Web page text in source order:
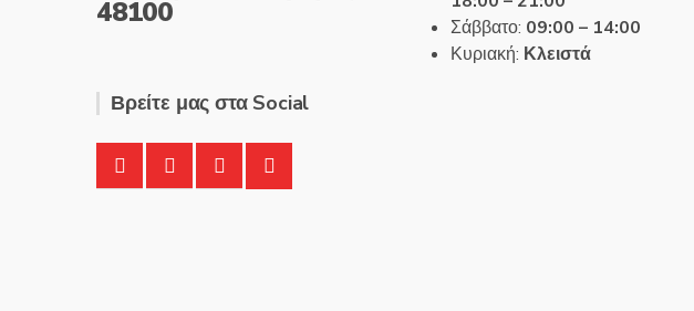
48100
Βρείτε μας στα Social
Σάββατο: 09:00 – 14:00
Κυριακή: Κλειστά